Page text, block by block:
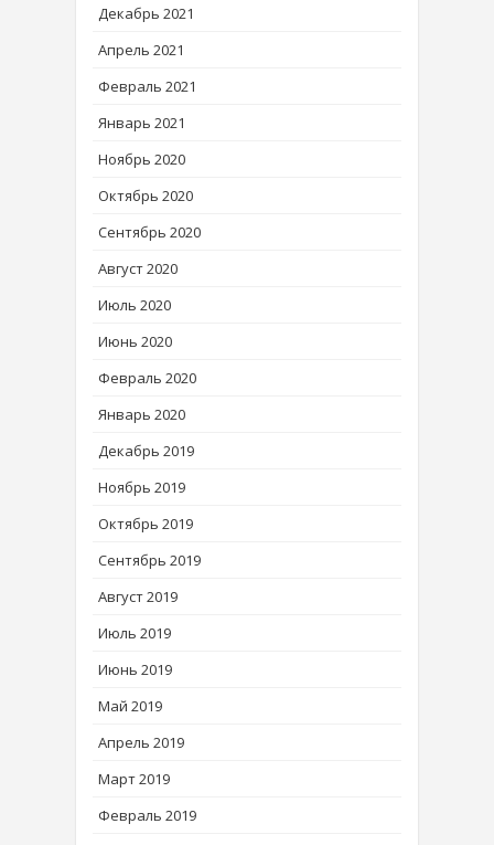
Декабрь 2021
Апрель 2021
Февраль 2021
Январь 2021
Ноябрь 2020
Октябрь 2020
Сентябрь 2020
Август 2020
Июль 2020
Июнь 2020
Февраль 2020
Январь 2020
Декабрь 2019
Ноябрь 2019
Октябрь 2019
Сентябрь 2019
Август 2019
Июль 2019
Июнь 2019
Май 2019
Апрель 2019
Март 2019
Февраль 2019